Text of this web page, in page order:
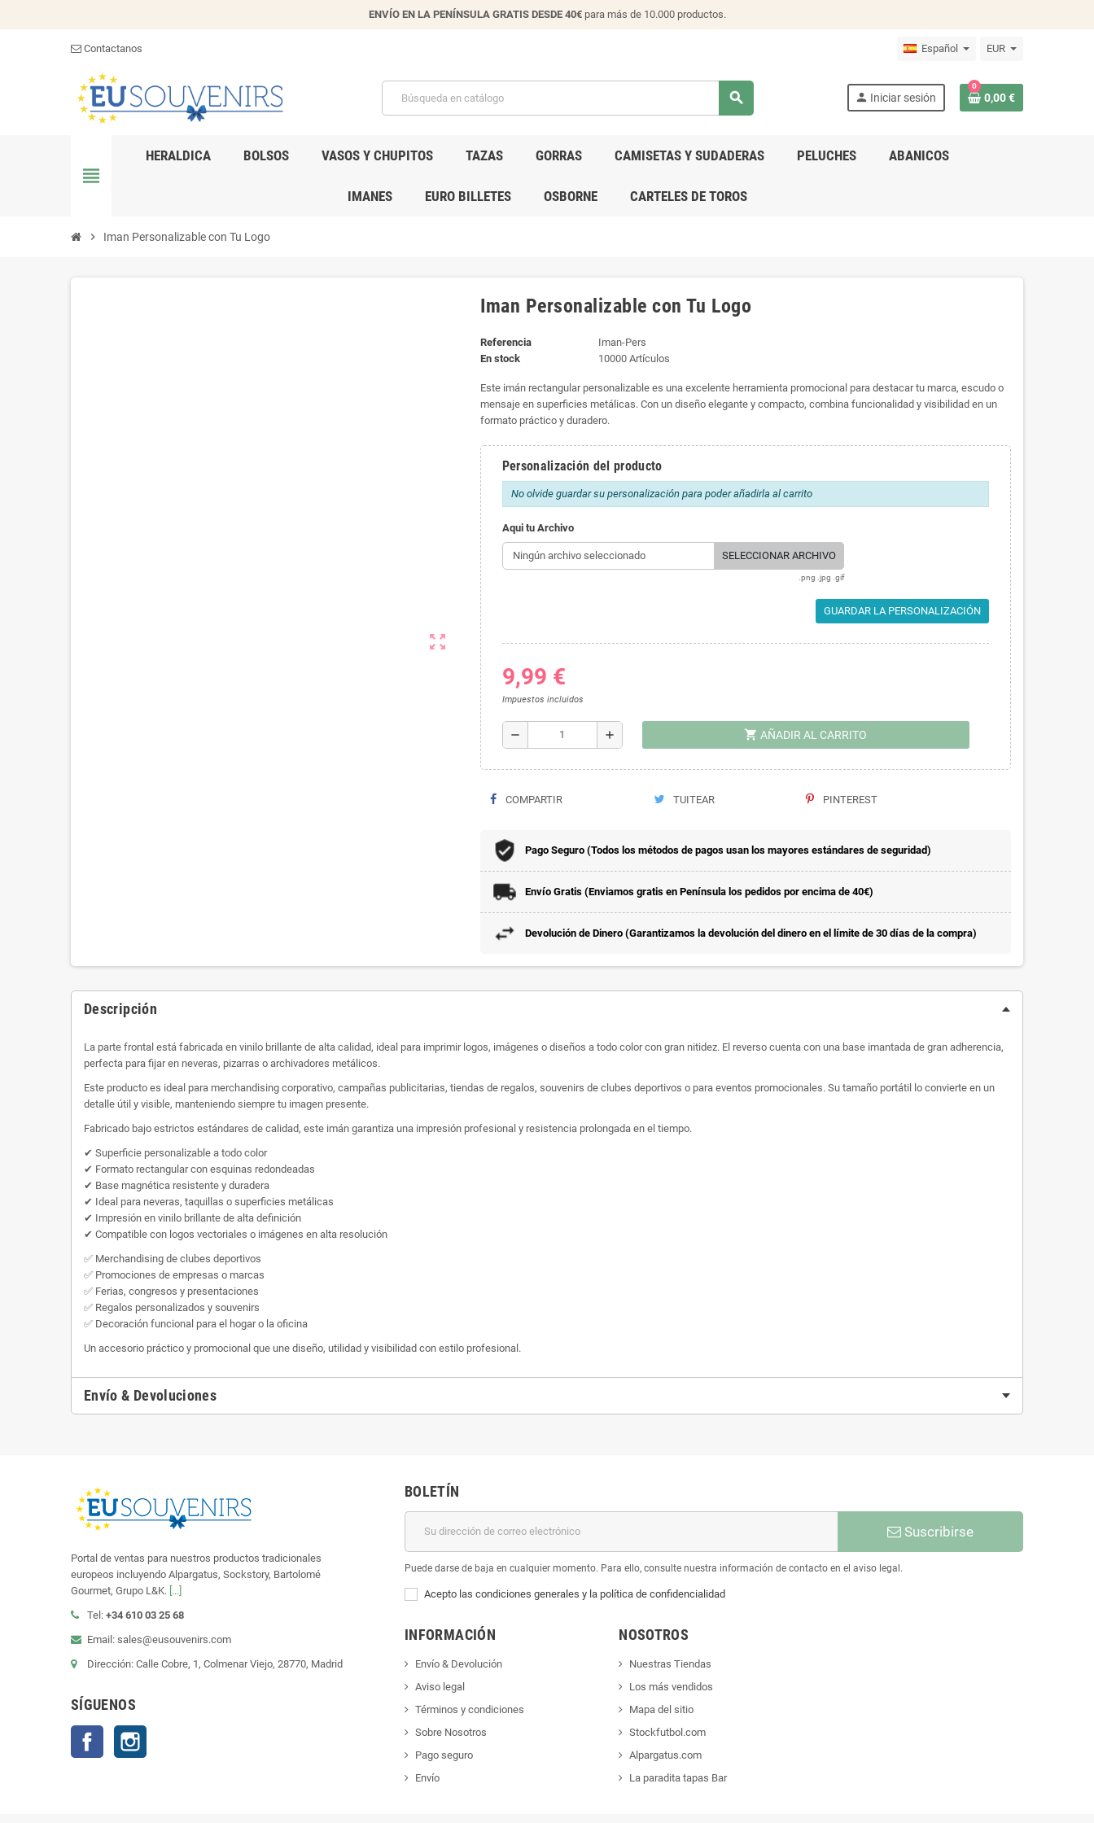
ENVÍO EN LA PENÍNSULA GRATIS DESDE 40€para más de 10.000 productos.
Contactanos Español EUR
search person Iniciar sesión
0
0,00 €
view_headline
HERALDICA BOLSOS VASOS Y CHUPITOS TAZAS GORRAS CAMISETAS Y SUDADERAS PELUCHES ABANICOS
IMANES EURO BILLETES OSBORNE CARTELES DE TOROS
chevron_right Iman Personalizable con Tu Logo
zoom_out_map
Iman Personalizable con Tu Logo
Referencia
Iman-Pers
En stock
10000 Artículos
Este imán rectangular personalizable es una excelente herramienta promocional para destacar tu marca, escudo o
mensaje en superficies metálicas. Con un diseño elegante y compacto, combina funcionalidad y visibilidad en un
formato práctico y duradero.
Personalización del producto
No olvide guardar su personalización para poder añadirla al carrito
Aqui tu Archivo
Ningún archivo seleccionado SELECCIONAR ARCHIVO
.png .jpg .gif
GUARDAR LA PERSONALIZACIÓN
9,99 €
Impuestos incluidos
remove add shopping_cart AÑADIR AL CARRITO
COMPARTIR TUITEAR PINTEREST
Pago Seguro (Todos los métodos de pagos usan los mayores estándares de seguridad)
Envío Gratis (Enviamos gratis en Península los pedidos por encima de 40€)
Devolución de Dinero (Garantizamos la devolución del dinero en el límite de 30 días de la compra)
Descripción
La parte frontal está fabricada en vinilo brillante de alta calidad, ideal para imprimir logos, imágenes o diseños a todo color con gran nitidez. El reverso cuenta con una base imantada de gran adherencia,
perfecta para fijar en neveras, pizarras o archivadores metálicos.
Este producto es ideal para merchandising corporativo, campañas publicitarias, tiendas de regalos, souvenirs de clubes deportivos o para eventos promocionales. Su tamaño portátil lo convierte en un
detalle útil y visible, manteniendo siempre tu imagen presente.
Fabricado bajo estrictos estándares de calidad, este imán garantiza una impresión profesional y resistencia prolongada en el tiempo.
✔ Superficie personalizable a todo color
✔ Formato rectangular con esquinas redondeadas
✔ Base magnética resistente y duradera
✔ Ideal para neveras, taquillas o superficies metálicas
✔ Impresión en vinilo brillante de alta definición
✔ Compatible con logos vectoriales o imágenes en alta resolución
✅ Merchandising de clubes deportivos
✅ Promociones de empresas o marcas
✅ Ferias, congresos y presentaciones
✅ Regalos personalizados y souvenirs
✅ Decoración funcional para el hogar o la oficina
Un accesorio práctico y promocional que une diseño, utilidad y visibilidad con estilo profesional.
Envío & Devoluciones
Portal de ventas para nuestros productos tradicionales
europeos incluyendo Alpargatus, Sockstory, Bartolomé
Gourmet, Grupo L&K. [...]
Tel: +34 610 03 25 68
Email: sales@eusouvenirs.com
Dirección: Calle Cobre, 1, Colmenar Viejo, 28770, Madrid
SÍGUENOS
Facebook
BOLETÍN
Suscribirse
Puede darse de baja en cualquier momento. Para ello, consulte nuestra información de contacto en el aviso legal.
Acepto las condiciones generales y la política de confidencialidad
INFORMACIÓN
Envío & Devolución
Aviso legal
Términos y condiciones
Sobre Nosotros
Pago seguro
Envío
NOSOTROS
Nuestras Tiendas
Los más vendidos
Mapa del sitio
Stockfutbol.com
Alpargatus.com
La paradita tapas Bar